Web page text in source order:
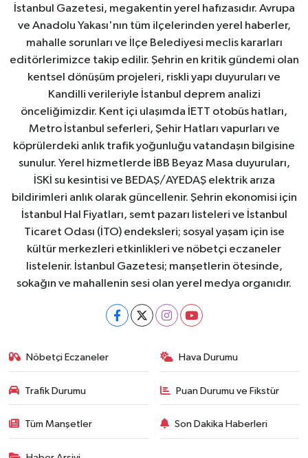
İstanbul Gazetesi, megakentin yerel hafızasıdır. Avrupa
ve Anadolu Yakası'nın tüm ilçelerinden yerel haberler,
mahalle sorunları ve İlçe Belediyesi meclis kararları
editörlerimizce takip edilir. Şehrin en kritik gündemi olan
kentsel dönüşüm projeleri, riskli yapı duyuruları ve
Kandilli verileriyle İstanbul deprem analizi
önceliğimizdir. Kent içi ulaşımda İETT otobüs hatları,
Metro İstanbul seferleri, Şehir Hatları vapurları ve
köprülerdeki anlık trafik yoğunluğu vatandaşın bilgisine
sunulur. Yerel hizmetlerde İBB Beyaz Masa duyuruları,
İSKİ su kesintisi ve BEDAŞ/AYEDAŞ elektrik arıza
bildirimleri anlık olarak güncellenir. Şehrin ekonomisi için
İstanbul Hal Fiyatları, semt pazarı listeleri ve İstanbul
Ticaret Odası (İTO) endeksleri; sosyal yaşam için ise
kültür merkezleri etkinlikleri ve nöbetçi eczaneler
listelenir. İstanbul Gazetesi; manşetlerin ötesinde,
sokağın ve mahallenin sesi olan yerel medya organıdır.
Nöbetçi Eczaneler Hava Durumu
Trafik Durumu Puan Durumu ve Fikstür
Tüm Manşetler Son Dakika Haberleri